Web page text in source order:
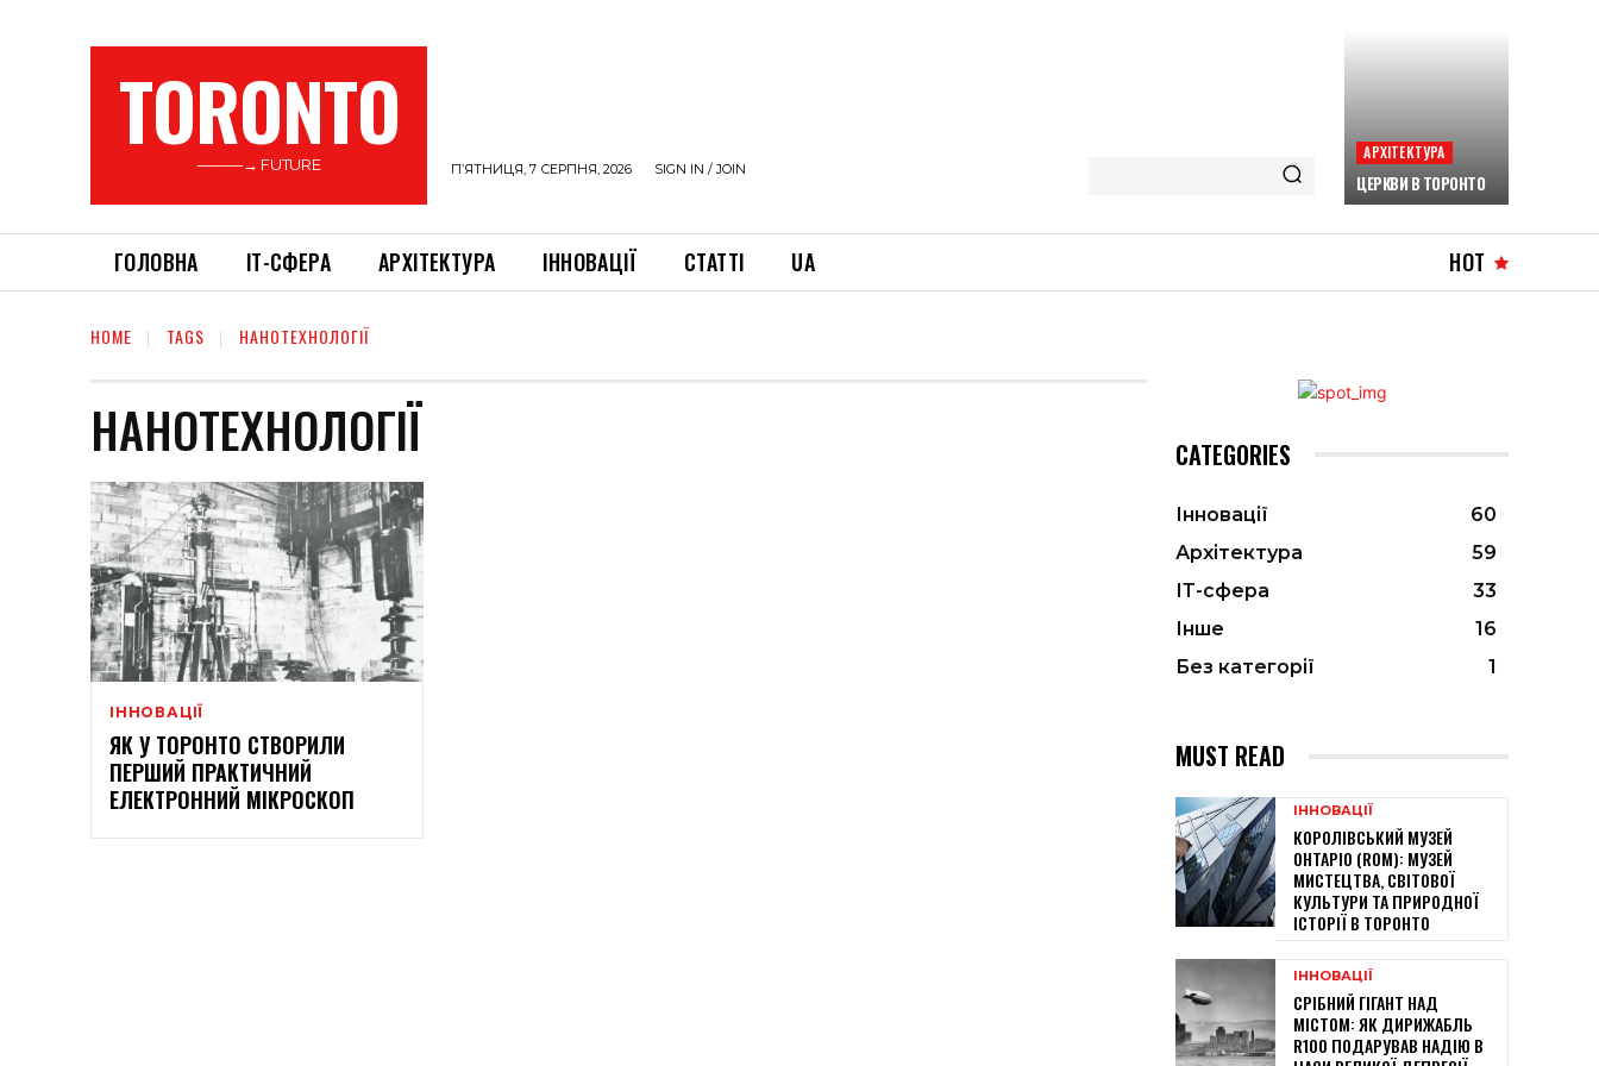
TORONTO
———→ FUTURE П’ЯТНИЦЯ, 7 СЕРПНЯ, 2026 SIGN IN / JOIN
АРХІТЕКТУРА
ЦЕРКВИ В ТОРОНТО
ГОЛОВНА ІТ-СФЕРА АРХІТЕКТУРА ІННОВАЦІЇ СТАТТІ UA HOT
HOME TAGS НАНОТЕХНОЛОГІЇ
НАНОТЕХНОЛОГІЇ
ІННОВАЦІЇ
ЯК У ТОРОНТО СТВОРИЛИ
ПЕРШИЙ ПРАКТИЧНИЙ
ЕЛЕКТРОННИЙ МІКРОСКОП
CATEGORIES
Інновації
60
Архітектура
59
ІТ-сфера
33
Інше
16
Без категорії
1
MUST READ
ІННОВАЦІЇ
КОРОЛІВСЬКИЙ МУЗЕЙ
ОНТАРІО (ROM): МУЗЕЙ
МИСТЕЦТВА, СВІТОВОЇ
КУЛЬТУРИ ТА ПРИРОДНОЇ
ІСТОРІЇ В ТОРОНТО
ІННОВАЦІЇ
СРІБНИЙ ГІГАНТ НАД
МІСТОМ: ЯК ДИРИЖАБЛЬ
R100 ПОДАРУВАВ НАДІЮ В